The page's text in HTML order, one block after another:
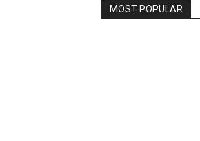
MOST POPULAR